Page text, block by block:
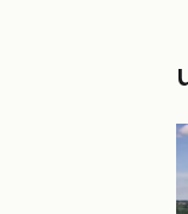
Autres